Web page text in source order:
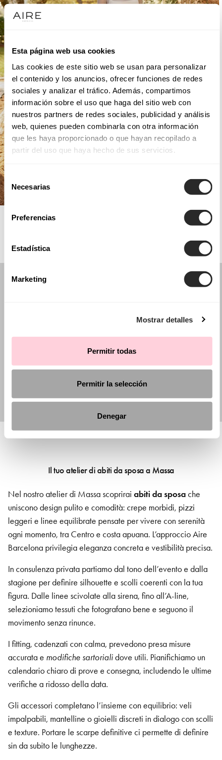
Esta página web usa cookies
Las cookies de este sitio web se usan para personalizar
el contenido y los anuncios, ofrecer funciones de redes
sociales y analizar el tráfico. Además, compartimos
información sobre el uso que haga del sitio web con
nuestros partners de redes sociales, publicidad y análisis
web, quienes pueden combinarla con otra información
que les haya proporcionado o que hayan recopilado a
partir del uso que haya hecho de sus servicios.
Selección
de
consentimiento
Necesarias
Preferencias
Estadística
Marketing
Mostrar detalles
Permitir todas
Permitir la selección
Denegar
AIRE BOHO
Il tuo atelier di abiti da sposa a Massa
Nel nostro atelier di Massa scoprirai abiti da sposache
uniscono design pulito e comodità: crepe morbidi, pizzi
leggeri e linee equilibrate pensate per vivere con serenità
ogni momento, tra Centro e costa apuana. L’approccio Aire
Barcelona privilegia eleganza concreta e vestibilità precisa.
In consulenza privata partiamo dal tono dell’evento e dalla
stagione per definire silhouette e scolli coerenti con la tua
figura. Dalle linee scivolate alla sirena, fino all’A-line,
selezioniamo tessuti che fotografano bene e seguono il
movimento senza rinunce.
I fitting, cadenzati con calma, prevedono presa misure
accurata e modifiche sartorialidove utili. Pianifichiamo un
calendario chiaro di prove e consegna, includendo le ultime
verifiche a ridosso della data.
Gli accessori completano l’insieme con equilibrio: veli
impalpabili, mantelline o gioielli discreti in dialogo con scolli
e texture. Portare le scarpe definitive ci permette di definire
sin da subito le lunghezze.